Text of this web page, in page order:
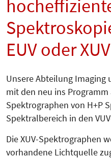
EUV oder XUV
Unsere Abteilung
mit den neu ins
Spektrographen von H+P
Spektralbereich in den
Die XUV-Spektrographen
vorhandene Licht­quel­le